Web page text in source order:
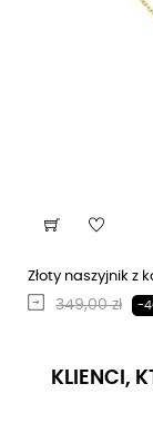
Złoty naszyjnik z
Regularna
349,00 zł -
KLIENCI,